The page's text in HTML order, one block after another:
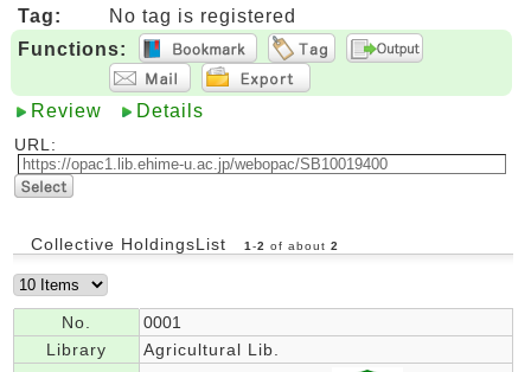
Tag:
No tag is registered
Functions:
Review Details
URL:
Collective HoldingsList 1 -2 of about 2
No.
0001
Library
Agricultural Lib.